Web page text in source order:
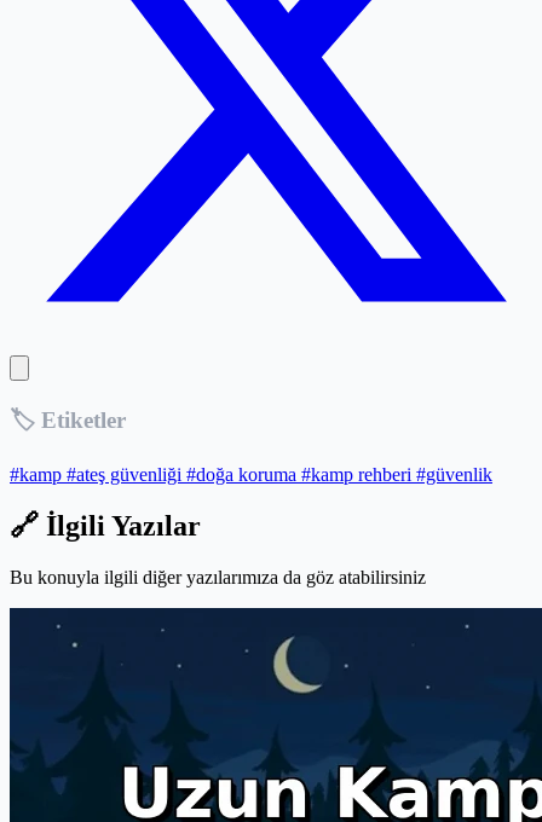
🏷️ Etiketler
#kamp #ateş güvenliği #doğa koruma #kamp rehberi #güvenlik
🔗 İlgili Yazılar
Bu konuyla ilgili diğer yazılarımıza da göz atabilirsiniz